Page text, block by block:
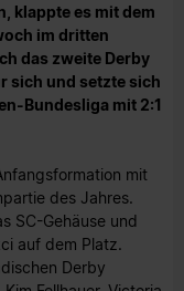
klappte es mit dem
im dritten
das zweite Derby
sich und setzte sich
Bundesliga mit 2:1
mit
des Jahres.
SC-Gehäuse und
auf dem Platz.
Derby